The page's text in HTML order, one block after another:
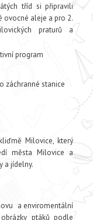
tříd si připravili
ovocné aleje a pro 2.
praturů a
program
záchranné stanice
Milovice, který
města Milovice a
a jídelny.
a enviromentální
ptáků podle